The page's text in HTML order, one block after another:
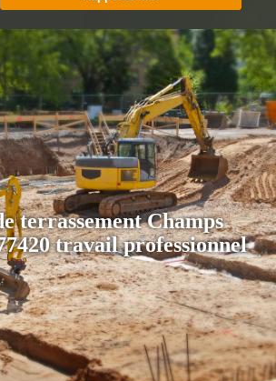
terrassement Champs
travail professionnel